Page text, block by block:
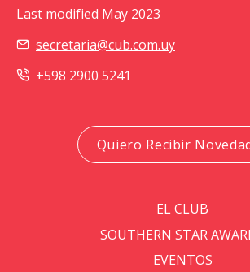
Last modified May 2023
secretaria@cub.com.uy
+598 2900 5241
Quiero Recibir
EL CLUB
SOUTHERN STAR
EVENTOS